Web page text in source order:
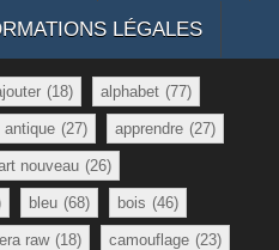
LÉGALES
(18) alphabet (77)
antique (27) apprendre (27)
nouveau (26)
bleu (68) bois (46)
raw (18) camouflage (23)